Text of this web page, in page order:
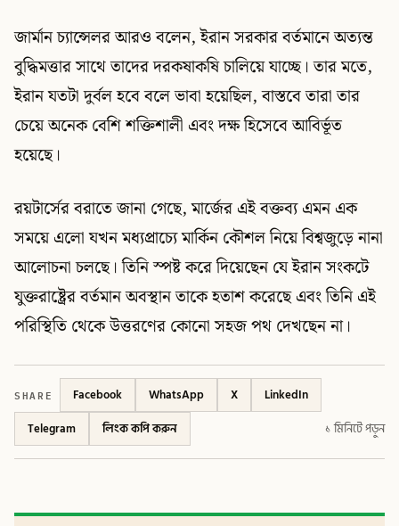
জার্মান চ্যান্সেলর আরও বলেন, ইরান সরকার বর্তমানে অত্যন্ত
বুদ্ধিমত্তার সাথে তাদের দরকষাকষি চালিয়ে যাচ্ছে। তার মতে,
ইরান যতটা দুর্বল হবে বলে ভাবা হয়েছিল, বাস্তবে তারা তার
চেয়ে অনেক বেশি শক্তিশালী এবং দক্ষ হিসেবে আবির্ভূত
হয়েছে।
রয়টার্সের বরাতে জানা গেছে, মার্জের এই বক্তব্য এমন এক
সময়ে এলো যখন মধ্যপ্রাচ্যে মার্কিন কৌশল নিয়ে বিশ্বজুড়ে নানা
আলোচনা চলছে। তিনি স্পষ্ট করে দিয়েছেন যে ইরান সংকটে
যুক্তরাষ্ট্রের বর্তমান অবস্থান তাকে হতাশ করেছে এবং তিনি এই
পরিস্থিতি থেকে উত্তরণের কোনো সহজ পথ দেখছেন না।
SHARE Facebook WhatsApp X
LinkedIn
Telegram
লিংক কপি করুন ১ মিনিটে পড়ুন